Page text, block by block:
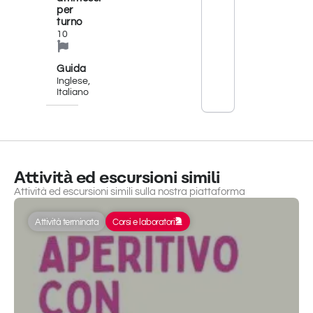
lezione
pasta
'maccarruna'
nel
cuore
della
Calabria,
in un
restaurato.
infarinate
e
calorosi,
seguirai
passo
passo
il
processo
tradizionale
di
per
turno
10
Guida
Inglese,
Italiano
Attività ed escursioni simili
Attività ed escursioni simili sulla nostra piattaforma
Attività terminata Corsi e laboratori